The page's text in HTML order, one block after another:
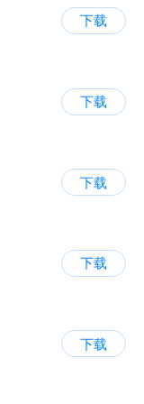
下载
下载
下载
下载
下载